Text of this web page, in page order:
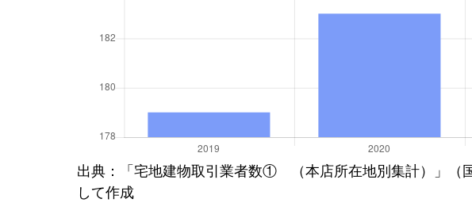
出典：「宅地建物取引業者数① （本店所在地別集計）」（
して作成